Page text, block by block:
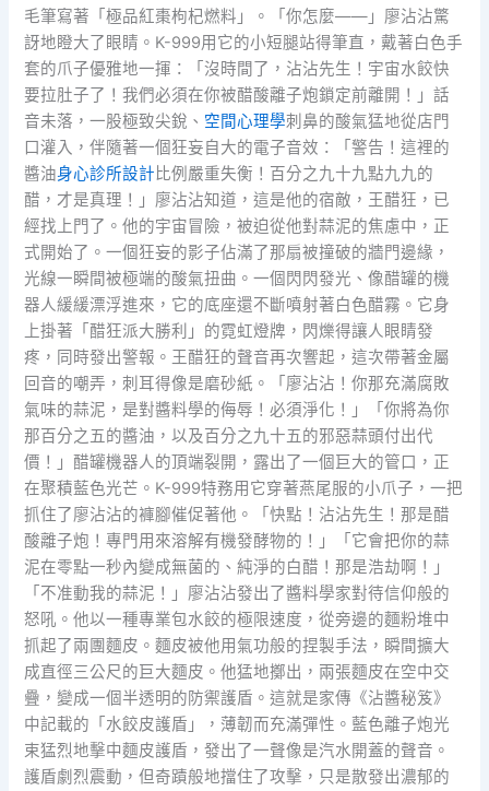
毛筆寫著「極品紅棗枸杞燃料」。「你怎麼——」廖沾沾驚
訝地瞪大了眼睛。K-999用它的小短腿站得筆直，戴著白色手
套的爪子優雅地一揮：「沒時間了，沾沾先生！宇宙水餃快
要拉肚子了！我們必須在你被醋酸離子炮鎖定前離開！」話
音未落，一股極致尖銳、 空間心理學刺鼻的酸氣猛地從店門
口灌入，伴隨著一個狂妄自大的電子音效：「警告！這裡的
醬油身心診所設計比例嚴重失衡！百分之九十九點九九的
醋，才是真理！」廖沾沾知道，這是他的宿敵，王醋狂，已
經找上門了。他的宇宙冒險，被迫從他對蒜泥的焦慮中，正
式開始了。一個狂妄的影子佔滿了那扇被撞破的牆門邊緣，
光線一瞬間被極端的酸氣扭曲。一個閃閃發光、像醋罐的機
器人緩緩漂浮進來，它的底座還不斷噴射著白色醋霧。它身
上掛著「醋狂派大勝利」的霓虹燈牌，閃爍得讓人眼睛發
疼，同時發出警報。王醋狂的聲音再次響起，這次帶著金屬
回音的嘲弄，刺耳得像是磨砂紙。「廖沾沾！你那充滿腐敗
氣味的蒜泥，是對醬料學的侮辱！必須淨化！」「你將為你
那百分之五的醬油，以及百分之九十五的邪惡蒜頭付出代
價！」醋罐機器人的頂端裂開，露出了一個巨大的管口，正
在聚積藍色光芒。K-999特務用它穿著燕尾服的小爪子，一把
抓住了廖沾沾的褲腳催促著他。「快點！沾沾先生！那是醋
酸離子炮！專門用來溶解有機發酵物的！」「它會把你的蒜
泥在零點一秒內變成無菌的、純淨的白醋！那是浩劫啊！」
「不准動我的蒜泥！」廖沾沾發出了醬料學家對待信仰般的
怒吼。他以一種專業包水餃的極限速度，從旁邊的麵粉堆中
抓起了兩團麵皮。麵皮被他用氣功般的捏製手法，瞬間擴大
成直徑三公尺的巨大麵皮。他猛地擲出，兩張麵皮在空中交
疊，變成一個半透明的防禦護盾。這就是家傳《沾醬秘笈》
中記載的「水餃皮護盾」，薄韌而充滿彈性。藍色離子炮光
束猛烈地擊中麵皮護盾，發出了一聲像是汽水開蓋的聲音。
護盾劇烈震動，但奇蹟般地擋住了攻擊，只是散發出濃郁的